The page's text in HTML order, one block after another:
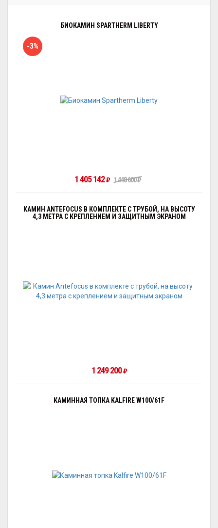
БИОКАМИН SPARTHERM LIBERTY
-3%
1 405 142₽ 1 448 600₽
КАМИН ANTEFOCUS В КОМПЛЕКТЕ С ТРУБОЙ, НА ВЫСОТУ
4,3 МЕТРА С КРЕПЛЕНИЕМ И ЗАЩИТНЫМ ЭКРАНОМ
1 249 200₽
КАМИННАЯ ТОПКА KALFIRE W100/61F